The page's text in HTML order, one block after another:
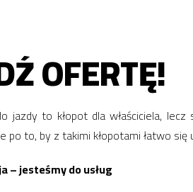
OFERTĘ!
jazdy to kłopot dla właściciela,
to, by z takimi kłopotami łatwo się
– jesteśmy do usług